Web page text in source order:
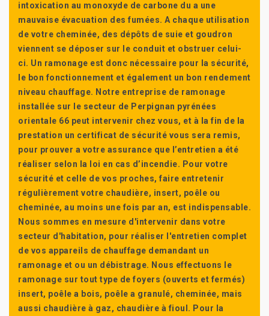
intoxication au monoxyde de carbone du a une
mauvaise évacuation des fumées. A chaque utilisation
de votre cheminée, des dépôts de suie et goudron
viennent se déposer sur le conduit et obstruer celui-
ci. Un ramonage est donc nécessaire pour la sécurité,
le bon fonctionnement et également un bon rendement
niveau chauffage. Notre entreprise de ramonage
installée sur le secteur de Perpignan pyrénées
orientale 66 peut intervenir chez vous, et à la fin de la
prestation un certificat de sécurité vous sera remis,
pour prouver a votre assurance que l’entretien a été
réaliser selon la loi en cas d’incendie. Pour votre
sécurité et celle de vos proches, faire entretenir
régulièrement votre chaudière, insert, poêle ou
cheminée, au moins une fois par an, est indispensable.
Nous sommes en mesure d'intervenir dans votre
secteur d'habitation, pour réaliser l'entretien complet
de vos appareils de chauffage demandant un
ramonage et ou un débistrage. Nous effectuons le
ramonage sur tout type de foyers (ouverts et fermés)
insert, poêle a bois, poêle a granulé, cheminée, mais
aussi chaudière à gaz, chaudière à fioul. Pour la